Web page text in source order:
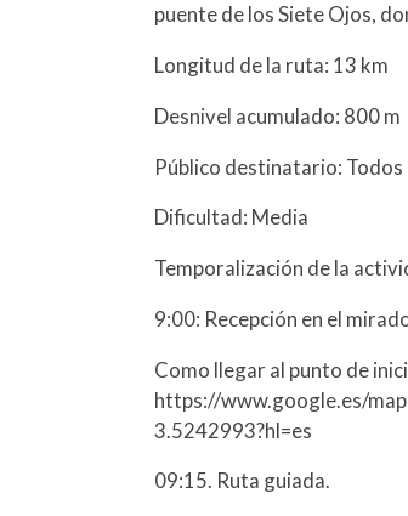
puente de los Siete Ojos,
Longitud de la ruta: 13 km
Desnivel acumulado: 800 m
Público destinatario: Todos
Dificultad: Media
Temporalización de la
9:00: Recepción en el
Como llegar al punto de
https://www.google.es/
3.5242993?hl=es
09:15. Ruta guiada.